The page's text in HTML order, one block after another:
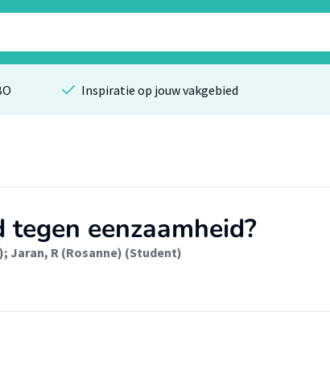
Inspiratie op jouw vakgebied
eenzaamheid?
; Jaran, R (Rosanne) (Student)